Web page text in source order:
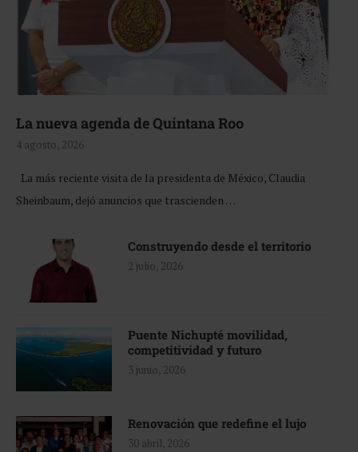
La nueva agenda de Quintana Roo
4 agosto, 2026
La más reciente visita de la presidenta de México, Claudia
Sheinbaum, dejó anuncios que trascienden …
Construyendo desde el territorio
2 julio, 2026
Puente Nichupté movilidad,
competitividad y futuro
3 junio, 2026
Renovación que redefine el lujo
30 abril, 2026